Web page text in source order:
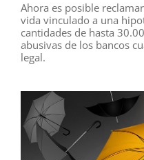
Ahora es posible
vida vinculado a una
cantidades de hasta
abusivas de los bancos
legal.